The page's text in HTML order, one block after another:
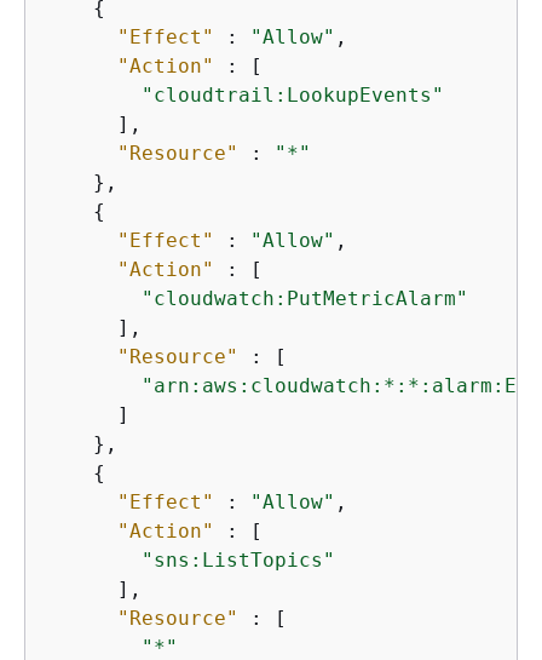
{
"Effect"
: "Allow" ,
"Action"
: [
"cloudtrail:LookupEvents"
      ],
"Resource"
:
"*"
    },
{
"Effect"
: "Allow" ,
"Action"
: [
"cloudwatch:PutMetricAlarm"
      ],
"Resource"
: [
      ]
    },
{
"Effect"
: "Allow" ,
"Action"
: [
"sns:ListTopics"
      ],
"Resource"
: [
"*"